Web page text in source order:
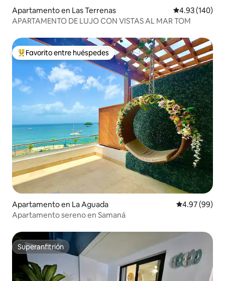
Apartamento en Las Terrenas Calificación
4.93 (140)
APARTAMENTO DE LUJO CON VISTAS AL MAR TOM
Favorito entre huéspedes preferido
Favorito entre huéspedes
Apartamento en La Aguada Calificación
4.97 (99)
Apartamento sereno en Samaná
Superanfitrión
Superanfitrión